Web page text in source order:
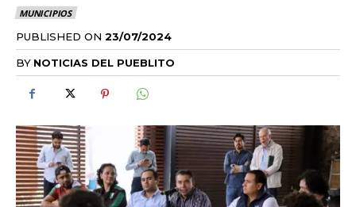
MUNICIPIOS
PUBLISHED ON 23/07/2024
BY NOTICIAS DEL PUEBLITO